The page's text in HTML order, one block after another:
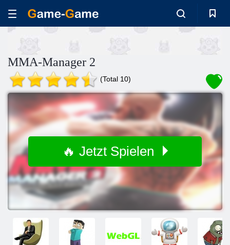
MMA-Manager 2
(Total 10)
🔥 Jetzt Spielen